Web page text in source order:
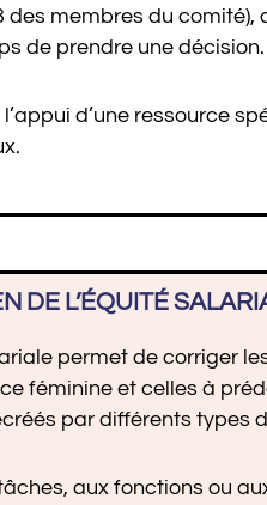
membres du comité),
de prendre une décision.
d’une ressource
DE L’ÉQUITÉ
permet de corriger
féminine et celles à
par différents types
aux fonctions ou